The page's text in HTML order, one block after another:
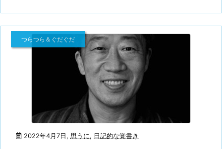
2022年4月7日
つらつら＆ぐだぐだ
, 思うに, 日記的な覚書き